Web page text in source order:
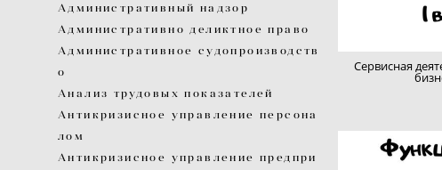
Административный надзор
Административно деликтное право
Административное судопроизводств
о
Анализ трудовых показателей
Антикризисное управление персона
лом
Антикризисное управление предпри
Сервисная